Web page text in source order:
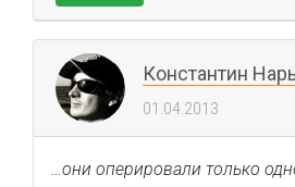
Константин
01.04.2013
…они оперировали только